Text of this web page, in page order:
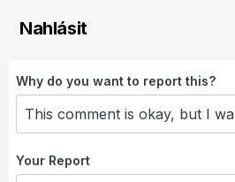
Nahlásit
Why do you want to report this?
Your Report